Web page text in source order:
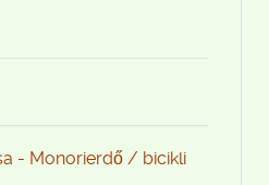
- Monorierdő / bicikli